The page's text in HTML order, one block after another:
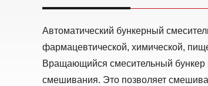
Автоматический бункерный
фармацевтической, химической,
Вращающийся смесительный бункер
смешивания. Это позволяет